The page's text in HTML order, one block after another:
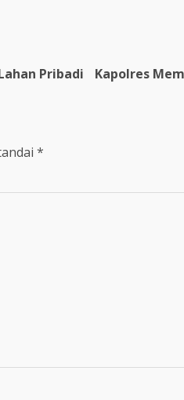
Pribadi
Kapolres
*